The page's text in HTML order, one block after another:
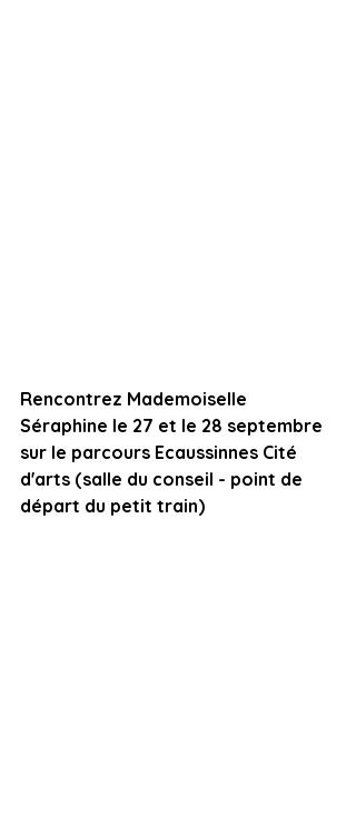
Rencontrez Mademoiselle
Séraphine le 27 et le 28 septembre
sur le parcours Ecaussinnes Cité
d'arts (salle du conseil - point de
départ du petit train)